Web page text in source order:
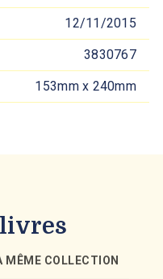
12/11/2015
3830767
153mm x 240mm
MÊME COLLECTION